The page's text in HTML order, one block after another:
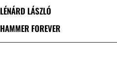
LÉNÁRD LÁSZLÓ
HAMMER FOREVER